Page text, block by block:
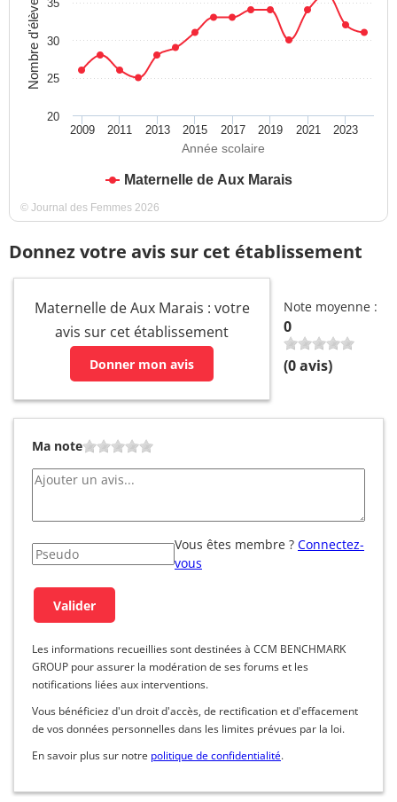
Année scolaire
Nombre d'élèves
Maternelle de Aux Marais
2009 2011 2013 2015 2017 2019 2021 2023
20
25
30
35
© Journal des Femmes 2026
Donnez votre avis sur cet établissement
Maternelle de Aux Marais : votre
avis sur cet établissement
Donner mon avis
Note moyenne :
0
(0avis)
Ma note
Vous êtes membre ? Connectez-
vous
Les informations recueillies sont destinées à CCM BENCHMARK
GROUP pour assurer la modération de ses forums et les
notifications liées aux interventions.
Vous bénéficiez d'un droit d'accès, de rectification et d'effacement
de vos données personnelles dans les limites prévues par la loi.
En savoir plus sur notre politique de confidentialité.